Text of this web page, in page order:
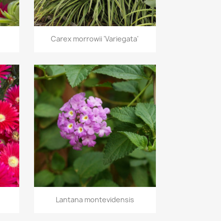
Vista rápida
Carex morrowii 'Variegata'
Vista rápida
Lantana montevidensis